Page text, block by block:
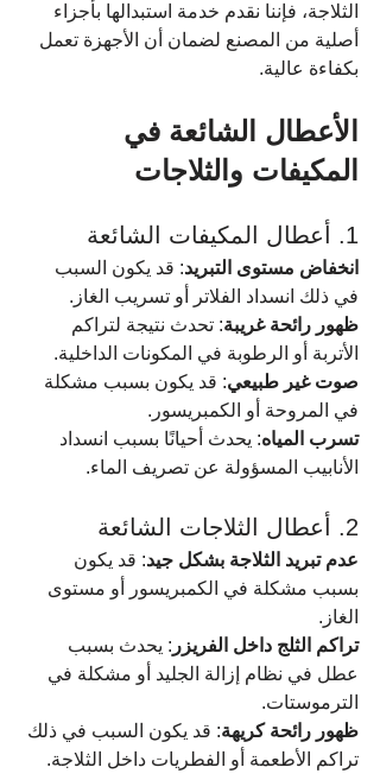
الثلاجة، فإننا نقدم خدمة استبدالها بأجزاء
أصلية من المصنع لضمان أن الأجهزة تعمل
بكفاءة عالية.
الأعطال الشائعة في
المكيفات والثلاجات
1. أعطال المكيفات الشائعة
انخفاض مستوى التبريد: قد يكون السبب
في ذلك انسداد الفلاتر أو تسريب الغاز.
ظهور رائحة غريبة: تحدث نتيجة لتراكم
الأتربة أو الرطوبة في المكونات الداخلية.
صوت غير طبيعي: قد يكون بسبب مشكلة
في المروحة أو الكمبريسور.
تسرب المياه: يحدث أحيانًا بسبب انسداد
الأنابيب المسؤولة عن تصريف الماء.
2. أعطال الثلاجات الشائعة
عدم تبريد الثلاجة بشكل جيد: قد يكون
بسبب مشكلة في الكمبريسور أو مستوى
الغاز.
تراكم الثلج داخل الفريزر : يحدث بسبب
عطل في نظام إزالة الجليد أو مشكلة في
الترموستات.
ظهور رائحة كريهة: قد يكون السبب في ذلك
تراكم الأطعمة أو الفطريات داخل الثلاجة.